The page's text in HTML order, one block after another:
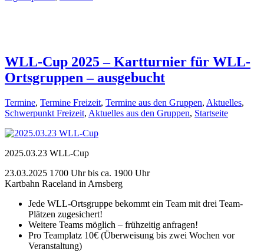
WLL-Cup 2025 – Kartturnier für WLL-
Ortsgruppen – ausgebucht
Termine, Termine Freizeit, Termine aus den Gruppen, Aktuelles,
Schwerpunkt Freizeit, Aktuelles aus den Gruppen, Startseite
2025.03.23 WLL-Cup
23.03.2025 1700 Uhr bis ca. 1900 Uhr
Kartbahn Raceland in Arnsberg
Jede WLL-Ortsgruppe bekommt ein Team mit drei Team-
Plätzen zugesichert!
Weitere Teams möglich – frühzeitig anfragen!
Pro Teamplatz 10€ (Überweisung bis zwei Wochen vor
Veranstaltung)